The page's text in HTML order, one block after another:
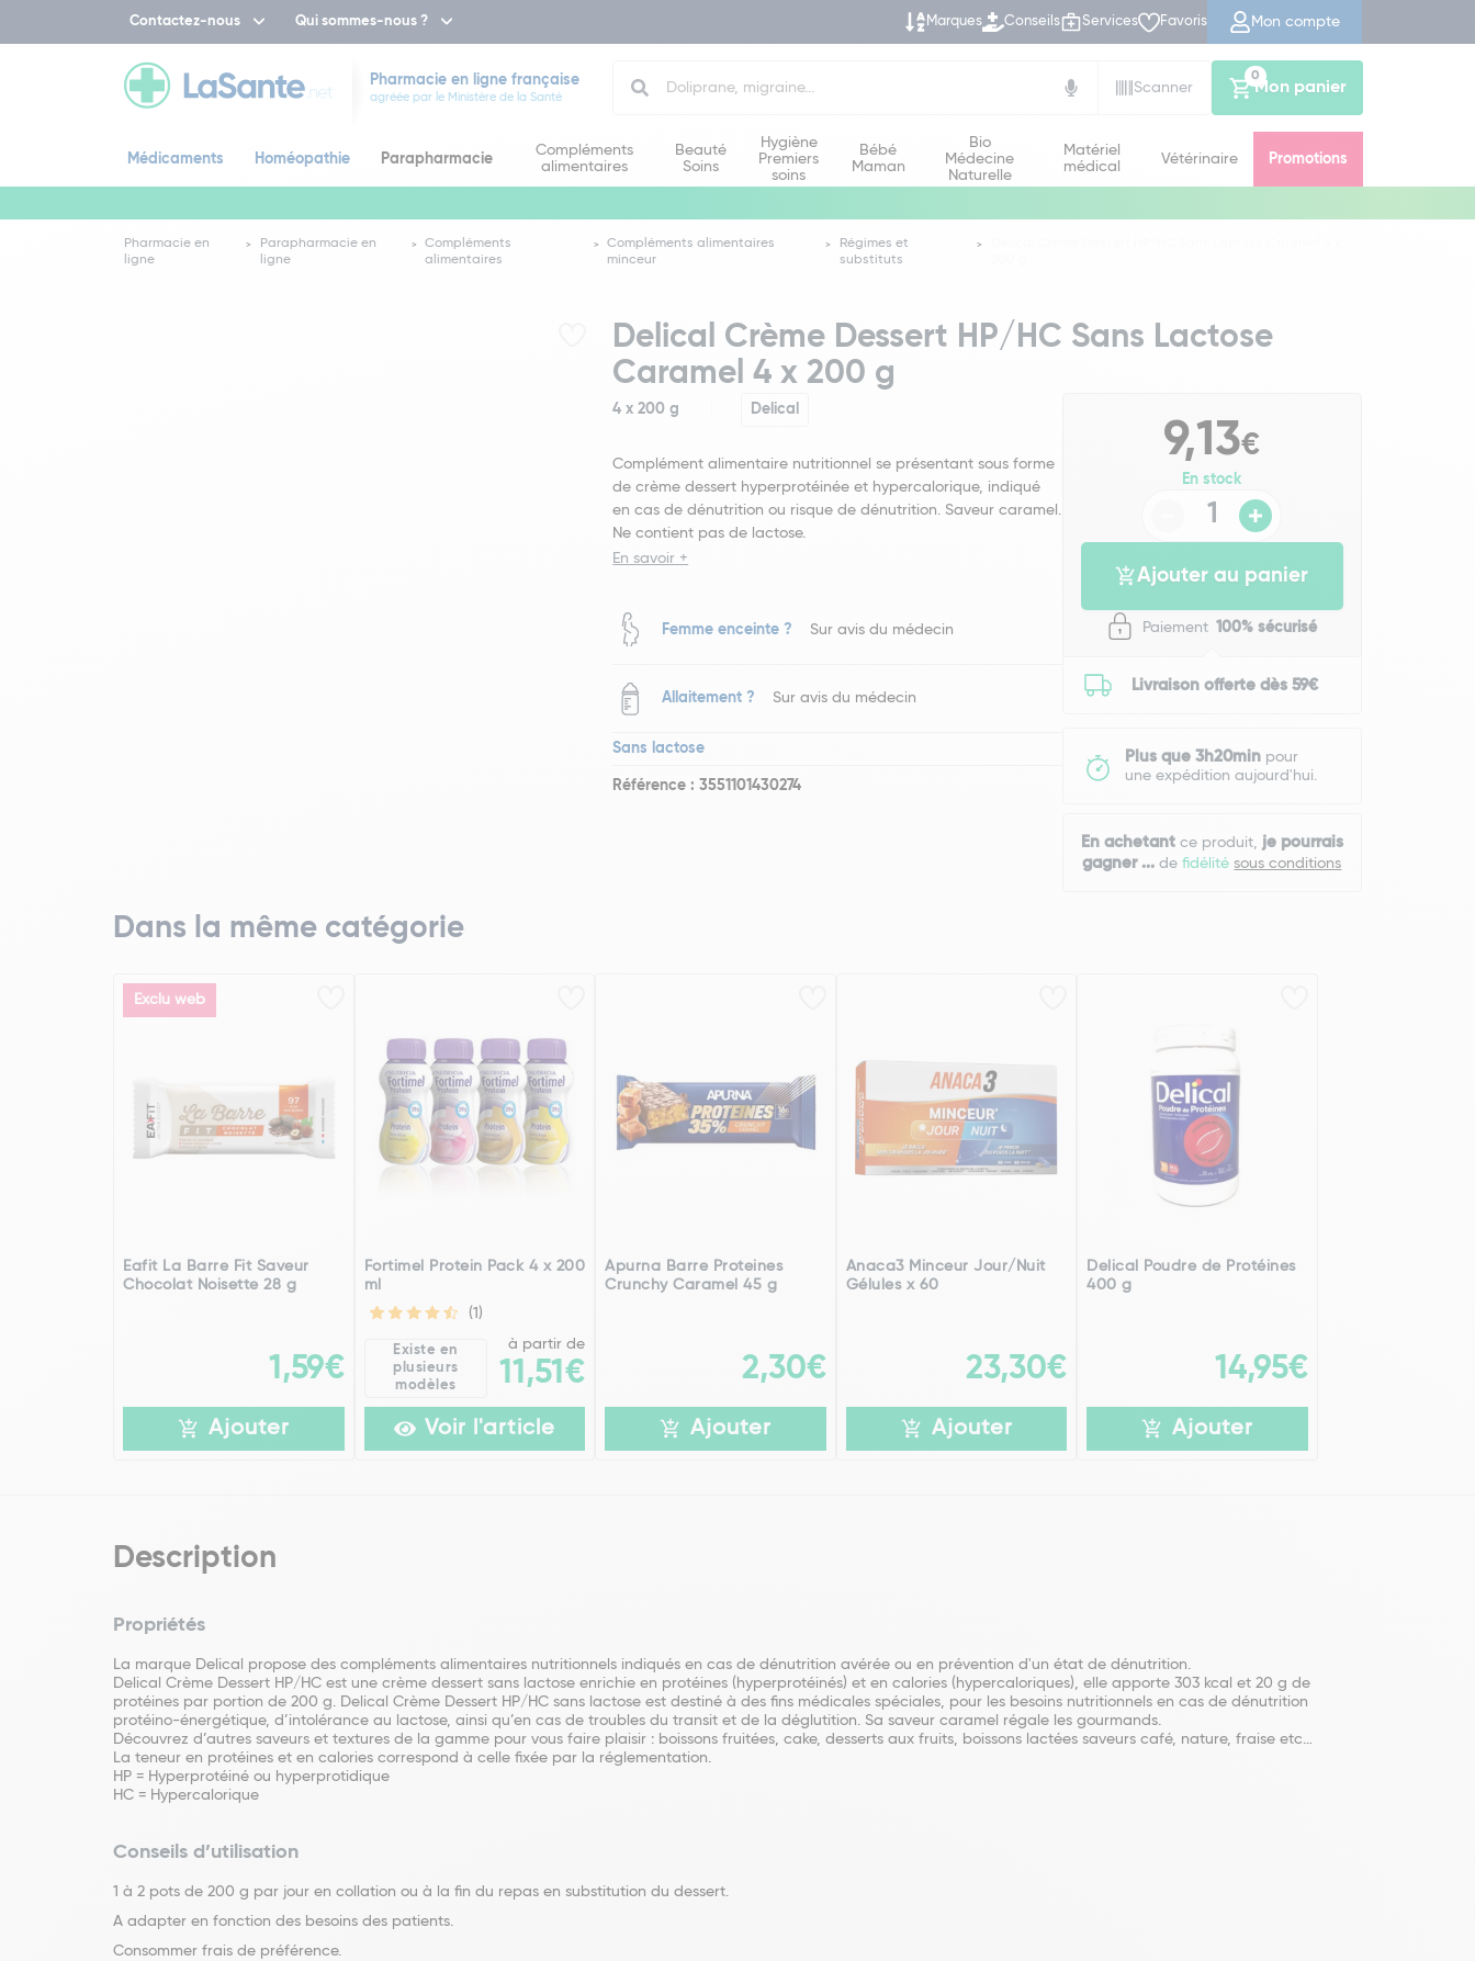
Contactez-nous Qui sommes-nous ? Marques Conseils Services Favoris Mon compte
Pharmacie en ligne française
agréée par le Ministère de la Santé
Scanner
Mon panier
0
Médicaments Homéopathie Parapharmacie
Compléments
alimentaires
Beauté
Soins
Hygiène
Premiers
soins
Bébé
Maman
Bio
Médecine
Naturelle
Matériel
médical
Vétérinaire Promotions
Pharmacie en
ligne
Parapharmacie en
ligne
Compléments
alimentaires
Compléments alimentaires
minceur
Régimes et
substituts
Delical Crème Dessert HP/HC Sans Lactose
Caramel 4 x 200 g
4 x 200 g Delical
Complément alimentaire nutritionnel se présentant sous forme
de crème dessert hyperprotéinée et hypercalorique, indiqué
en cas de dénutrition ou risque de dénutrition. Saveur caramel.
Ne contient pas de lactose.
En savoir +
Femme enceinte ? Sur avis du médecin
Allaitement ? Sur avis du médecin
Sans lactose
Référence : 3551101430274
9,13€
En stock
Ajouter au panier
Paiement 100% sécurisé
Livraison offerte dès 59€
Plus que 3h20minpour
une expédition aujourd'hui.
En achetantce produit, je pourrais
gagner ... defidélitésous conditions
Dans la même catégorie
Exclu web
Eafit La Barre Fit Saveur
Chocolat Noisette 28 g
1,59€
Ajouter
Fortimel Protein Pack 4 x 200
ml
(1)
Existe en
plusieurs
modèles
à partir de
11,51€
Voir l'article
Apurna Barre Proteines
Crunchy Caramel 45 g
2,30€
Ajouter
Anaca3 Minceur Jour/Nuit
Gélules x 60
23,30€
Ajouter
Delical Poudre de Protéines
400 g
14,95€
Ajouter
Description
Propriétés
La marque Delical propose des compléments alimentaires nutritionnels indiqués en cas de dénutrition avérée ou en prévention d'un état de dénutrition.
Delical Crème Dessert HP/HC est une crème dessert sans lactose enrichie en protéines (hyperprotéinés) et en calories (hypercaloriques), elle apporte 303 kcal et 20 g de
protéines par portion de 200 g. Delical Crème Dessert HP/HC sans lactose est destiné à des fins médicales spéciales, pour les besoins nutritionnels en cas de dénutrition
protéino-énergétique, d’intolérance au lactose, ainsi qu’en cas de troubles du transit et de la déglutition. Sa saveur caramel régale les gourmands.
Découvrez d’autres saveurs et textures de la gamme pour vous faire plaisir : boissons fruitées, cake, desserts aux fruits, boissons lactées saveurs café, nature, fraise etc…
La teneur en protéines et en calories correspond à celle fixée par la réglementation.
HP = Hyperprotéiné ou hyperprotidique
HC = Hypercalorique
Conseils d’utilisation
1 à 2 pots de 200 g par jour en collation ou à la fin du repas en substitution du dessert.
A adapter en fonction des besoins des patients.
Consommer frais de préférence.